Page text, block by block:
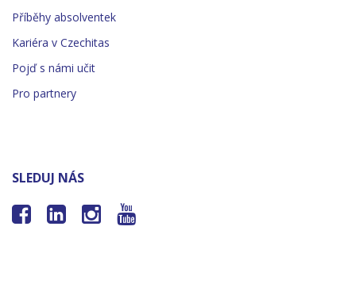
Příběhy absolventek
Kariéra v Czechitas
Pojď s námi učit
Pro partnery
SLEDUJ NÁS
   